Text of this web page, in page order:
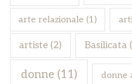
arte relazionale (1)
artiste (2) Basilicata
donne (11) donne